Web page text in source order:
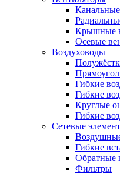
Крышные
Осевые
Воздуховоды
Гибкие
Гибкие
Круглые
Гибкие
Сетевые
Гибкие
Обратные
Фильтры